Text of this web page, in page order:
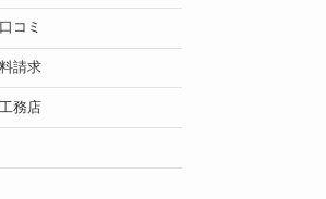
コミ
請求
務店